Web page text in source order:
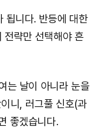
됩니다. 반등에 대한
전략만 선택해야 흔
는 날이 아니라 눈을
니, 러그풀 신호(과
좋겠습니다.